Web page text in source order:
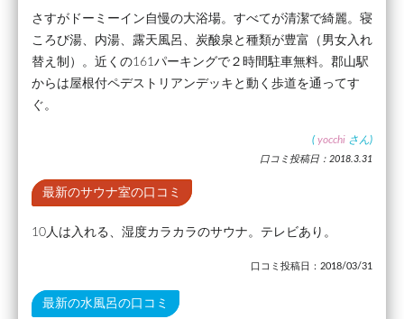
さすがドーミーイン自慢の大浴場。すべてが清潔で綺麗。寝
ころび湯、内湯、露天風呂、炭酸泉と種類が豊富（男女入れ
替え制）。近くの161パーキングで２時間駐車無料。郡山駅
からは屋根付ペデストリアンデッキと動く歩道を通ってす
ぐ。
( yocchi さん)
口コミ投稿日：2018.3.31
最新のサウナ室の口コミ
10人は入れる、湿度カラカラのサウナ。テレビあり。
口コミ投稿日：2018/03/31
最新の水風呂の口コミ